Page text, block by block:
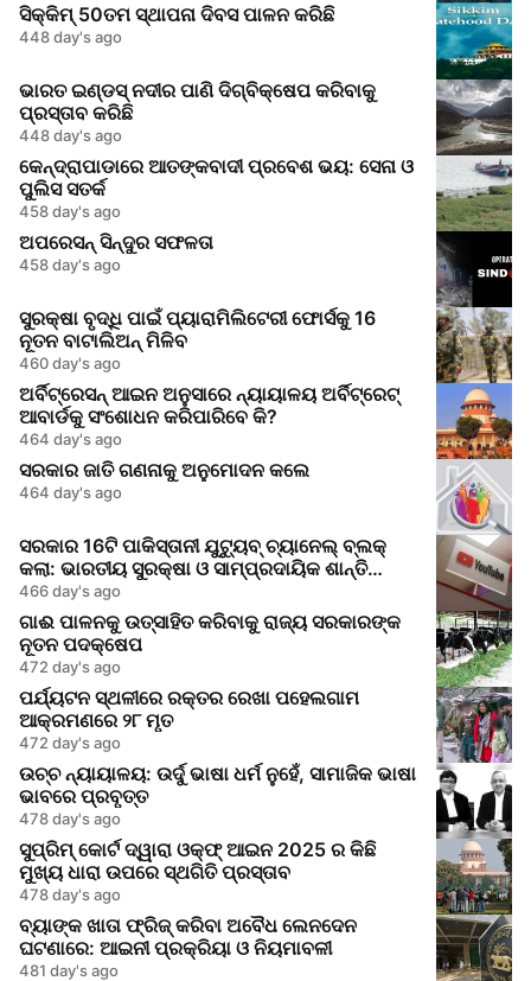
ସିକ୍କିମ୍ 50ତମ ସ୍ଥାପନା ଦିବସ ପାଳନ କରିଛି
448 day's ago
ଭାରତ ଇଣ୍ଡସ୍ ନଦୀର ପାଣି ଦିଗ୍ବିକ୍ଷେପ କରିବାକୁ
ପ୍ରସ୍ତାବ କରିଛି
448 day's ago
କେନ୍ଦ୍ରାପାଡାରେ ଆତଙ୍କବାଦୀ ପ୍ରବେଶ ଭୟ: ସେନା ଓ
ପୁଲିସ ସତର୍କ
458 day's ago
ଅପରେସନ୍ ସିନ୍ଦୁର ସଫଳତା
458 day's ago
ସୁରକ୍ଷା ବୃଦ୍ଧି ପାଇଁ ପ୍ୟାରାମିଲିଟେରୀ ଫୋର୍ସକୁ 16
ନୂତନ ବାଟାଲିଅନ୍ ମିଳିବ
460 day's ago
ଅର୍ବିଟ୍ରେସନ୍ ଆଇନ ଅନୁସାରେ ନ୍ୟାୟାଳୟ ଅର୍ବିଟ୍ରେଟ୍
ଆବାର୍ଡକୁ ସଂଶୋଧନ କରିପାରିବେ କି?
464 day's ago
ସରକାର ଜାତି ଗଣନାକୁ ଅନୁମୋଦନ କଲେ
464 day's ago
ସରକାର 16ଟି ପାକିସ୍ତାନୀ ଯୁଟ୍ୟୁବ୍ ଚ୍ୟାନେଲ୍ ବ୍ଲକ୍
କଲା: ଭାରତୀୟ ସୁରକ୍ଷା ଓ ସାମ୍ପ୍ରଦାୟିକ ଶାନ୍ତି
ଉପରେ ଭ୍ରମ ତଥ୍ୟ ପ୍ରଚାର
466 day's ago
ଗାଈ ପାଳନକୁ ଉତ୍ସାହିତ କରିବାକୁ ରାଜ୍ୟ ସରକାରଙ୍କ
ନୂତନ ପଦକ୍ଷେପ
472 day's ago
ପର୍ଯ୍ୟଟନ ସ୍ଥଳୀରେ ରକ୍ତର ରେଖା ପହେଲଗାମ
ଆକ୍ରମଣରେ ୨୮ ମୃତ
472 day's ago
ଉଚ୍ଚ ନ୍ୟାୟାଳୟ: ଉର୍ଦୁ ଭାଷା ଧର୍ମ ନୁହେଁ, ସାମାଜିକ ଭାଷା
ଭାବରେ ପ୍ରବୃତ୍ତ
478 day's ago
ସୁପ୍ରିମ୍ କୋର୍ଟ ଦ୍ୱାରା ଓକ୍‌ଫ୍ ଆଇନ 2025 ର କିଛି
ମୁଖ୍ୟ ଧାରା ଉପରେ ସ୍ଥଗିତି ପ୍ରସ୍ତାବ
478 day's ago
ବ୍ୟାଙ୍କ ଖାତା ଫ୍ରିଜ୍ କରିବା ଅବୈଧ ଲେନଦେନ
ଘଟଣାରେ: ଆଇନୀ ପ୍ରକ୍ରିୟା ଓ ନିୟମାବଳୀ
481 day's ago